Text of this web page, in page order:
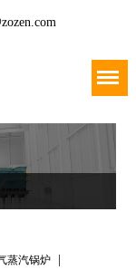
Menu
蒸汽锅炉